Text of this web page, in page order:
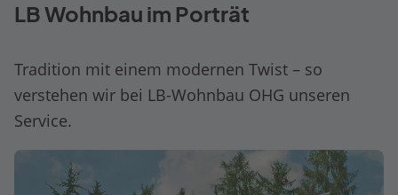
LB Wohnbau im Porträt
Tradition mit einem modernen Twist – so
verstehen wir bei LB-Wohnbau OHG unseren
Service.